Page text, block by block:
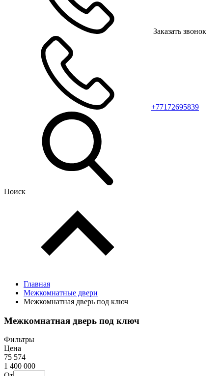
Заказать звонок
+77172695839
Поиск
Главная
Межкомнатные двери
Межкомнатная дверь под ключ
Межкомнатная дверь под ключ
Фильтры
Цена
75 574
1 400 000